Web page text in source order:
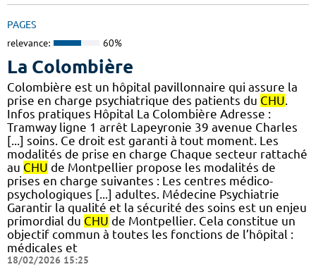
PAGES
relevance: 60%
La Colombière
Colombière est un hôpital pavillonnaire qui assure la
prise en charge psychiatrique des patients du CHU
Infos pratiques Hôpital La Colombière Adresse :
Tramway ligne 1 arrêt Lapeyronie 39 avenue Charles
[...] soins. Ce droit est garanti à tout moment. Les
modalités de prise en charge Chaque secteur rattaché
au CHU de Montpellier propose les modalités de
prises en charge suivantes : Les centres médico-
psychologiques [...] adultes. Médecine Psychiatrie
Garantir la qualité et la sécurité des soins est un enjeu
primordial du CHU de Montpellier. Cela constitue un
objectif commun à toutes les fonctions de l’hôpital :
médicales et
18/02/2026 15:25